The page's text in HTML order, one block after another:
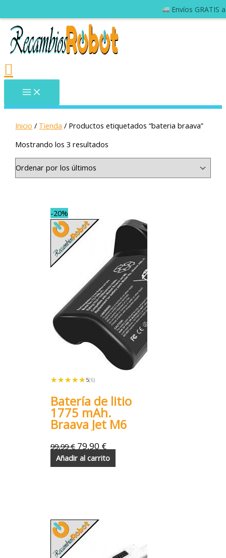
Al finalizar el pedido, nos gustaría
Inicio / Tienda / Productos etiquetados “bateria braava”
Mostrando los 3 resultados
-20%
★★★★★
★★★★★ 5(6)
Batería de litio
1775 mAh.
Braava Jet M6
99,99€ 79,90 €
Añadir al carrito